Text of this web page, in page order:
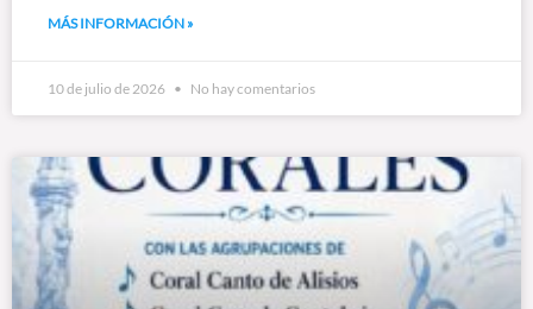
MÁS INFORMACIÓN »
10 de julio de 2026 No hay comentarios